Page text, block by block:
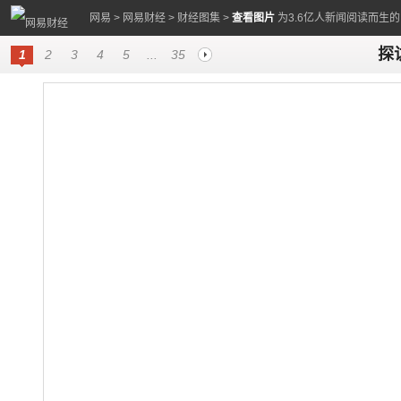
网易 > 网易财经 > 财经图集 > 查看图片 为3.6亿人新闻阅读而生
1 2 3 4 5 35 探